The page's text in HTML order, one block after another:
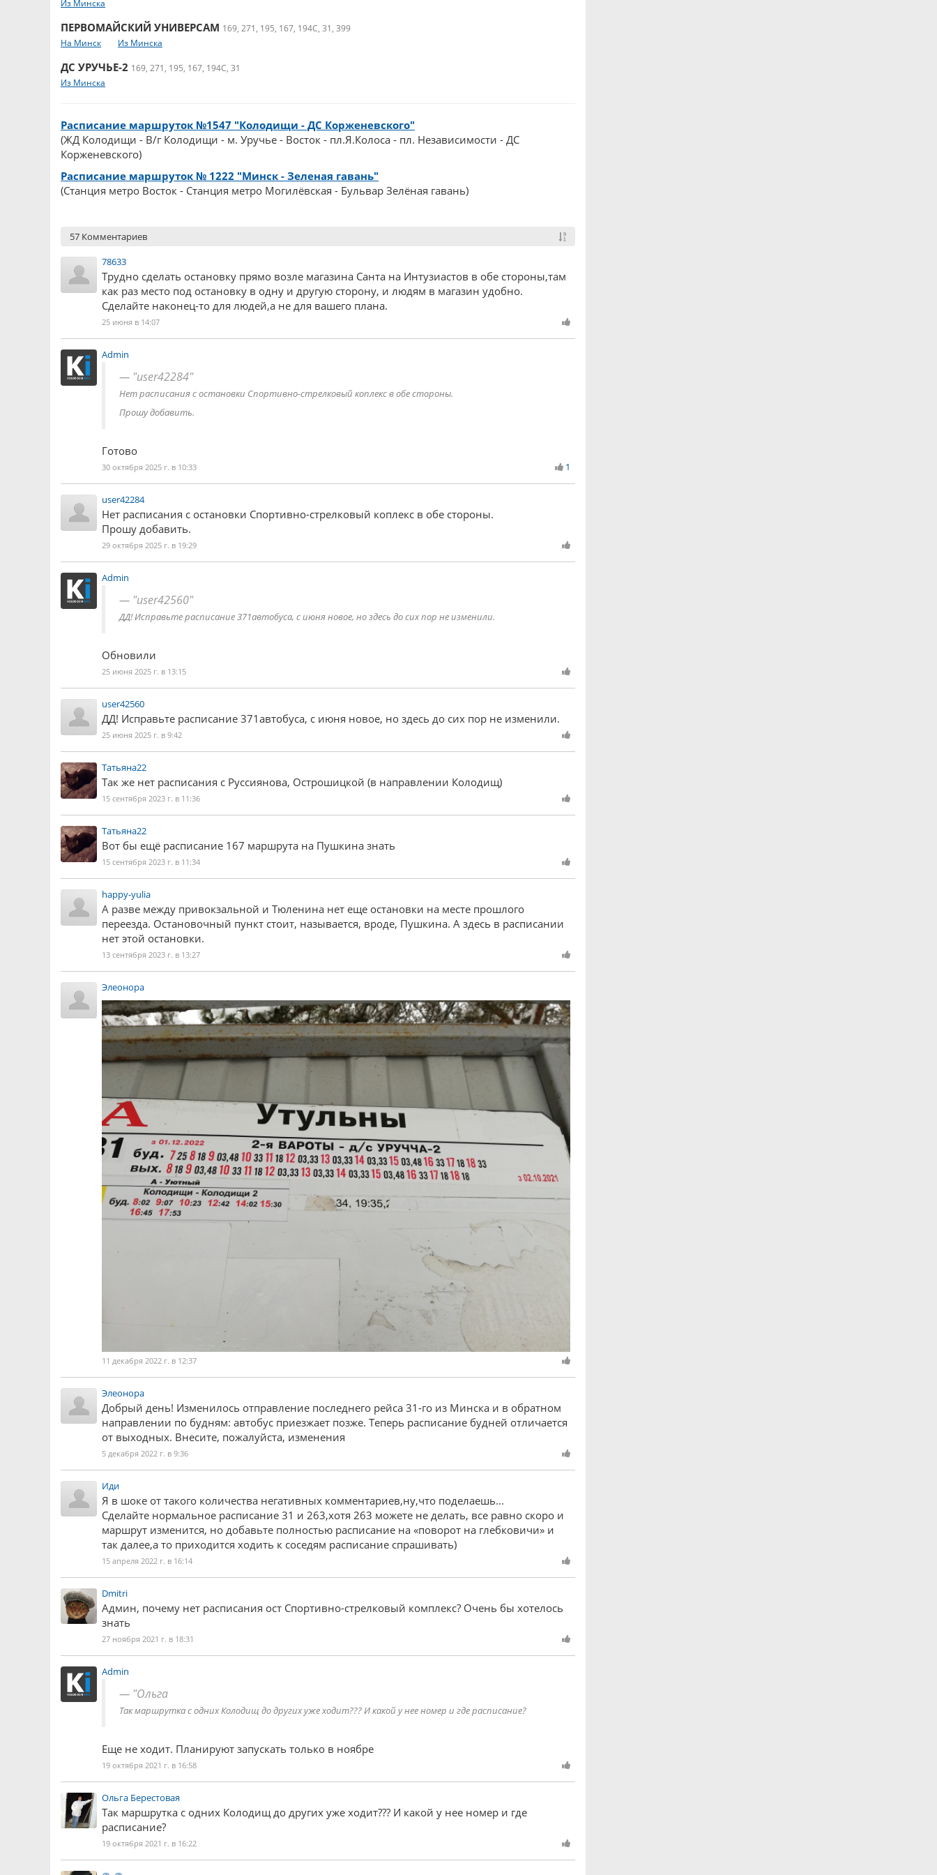
Из Минска
ПЕРВОМАЙСКИЙ УНИВЕРСАМ 169, 271, 195, 167, 194С, 31, 399
На Минск
Из Минска
ДС УРУЧЬЕ-2 169, 271, 195, 167, 194С, 31
Из Минска
Расписание маршруток №1547 "Колодищи - ДС Корженевского"
(ЖД Колодищи - В/г Колодищи - м. Уручье - Восток - пл.Я.Колоса - пл. Независимости - ДС
Корженевского)
Расписание маршруток № 1222 "Минск - Зеленая гавань"
(Станция метро Восток - Станция метро Могилёвская - Бульвар Зелёная гавань)
57 Комментариев
78633
Трудно сделать остановку прямо возле магазина Санта на Интузиастов в обе стороны,там
как раз место под остановку в одну и другую сторону, и людям в магазин удобно.
Сделайте наконец-то для людей,а не для вашего плана.
25 июня в 14:07
Admin
"user42284"
Нет расписания с остановки Спортивно-стрелковый коплекс в обе стороны.
Прошу добавить.
Готово
30 октября 2025 г. в 10:33 1
user42284
Нет расписания с остановки Спортивно-стрелковый коплекс в обе стороны.
Прошу добавить.
29 октября 2025 г. в 19:29
Admin
"user42560"
ДД! Исправьте расписание 371автобуса, с июня новое, но здесь до сих пор не изменили.
Обновили
25 июня 2025 г. в 13:15
user42560
ДД! Исправьте расписание 371автобуса, с июня новое, но здесь до сих пор не изменили.
25 июня 2025 г. в 9:42
Татьяна22
Так же нет расписания с Руссиянова, Острошицкой (в направлении Колодищ)
15 сентября 2023 г. в 11:36
Татьяна22
Вот бы ещё расписание 167 маршрута на Пушкина знать
15 сентября 2023 г. в 11:34
happy-yulia
А разве между привокзальной и Тюленина нет еще остановки на месте прошлого
переезда. Остановочный пункт стоит, называется, вроде, Пушкина. А здесь в расписании
нет этой остановки.
13 сентября 2023 г. в 13:27
Элеонора
11 декабря 2022 г. в 12:37
Элеонора
Добрый день! Изменилось отправление последнего рейса 31-го из Минска и в обратном
направлении по будням: автобус приезжает позже. Теперь расписание будней отличается
от выходных. Внесите, пожалуйста, изменения
5 декабря 2022 г. в 9:36
Иди
Я в шоке от такого количества негативных комментариев,ну,что поделаешь...
Сделайте нормальное расписание 31 и 263,хотя 263 можете не делать, все равно скоро и
маршрут изменится, но добавьте полностью расписание на «поворот на глебковичи» и
так далее,а то приходится ходить к соседям расписание спрашивать)
15 апреля 2022 г. в 16:14
Dmitri
Админ, почему нет расписания ост Спортивно-стрелковый комплекс? Очень бы хотелось
знать
27 ноября 2021 г. в 18:31
Admin
"Ольга
Так маршрутка с одних Колодищ до других уже ходит??? И какой у нее номер и где расписание?
Еще не ходит. Планируют запускать только в ноябре
19 октября 2021 г. в 16:58
Ольга Берестовая
Так маршрутка с одних Колодищ до других уже ходит??? И какой у нее номер и где
расписание?
19 октября 2021 г. в 16:22